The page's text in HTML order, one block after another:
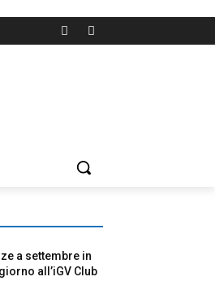
a settembre in
all’iGV Club